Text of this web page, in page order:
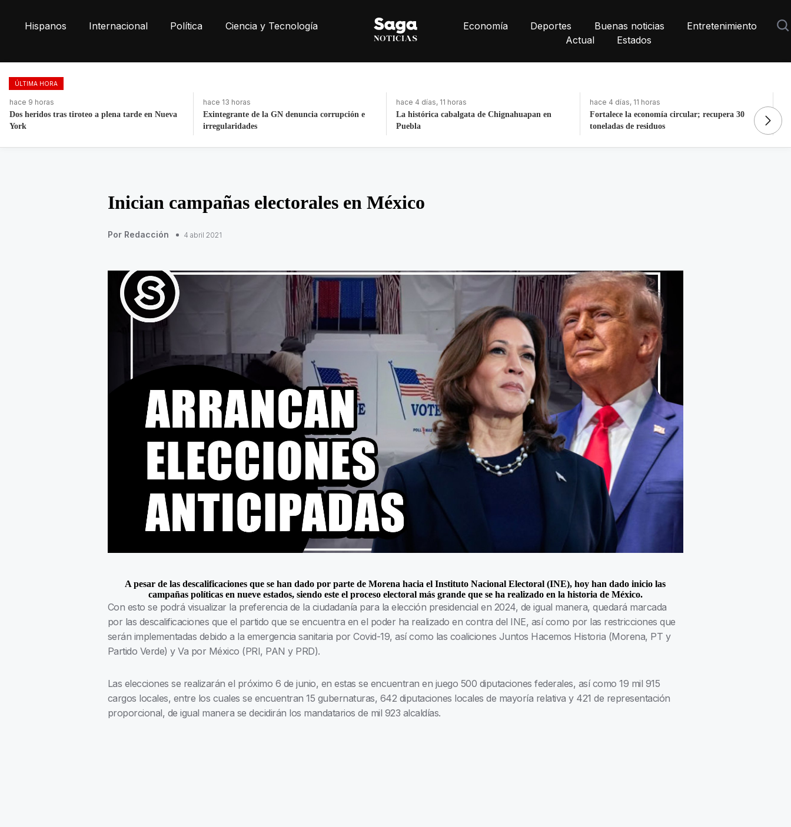
Hispanos Internacional Política Ciencia y Tecnología Economía Deportes Buenas noticias
Entretenimiento
Actual
Estados
ÚLTIMA HORA
hace 13 horas
Exintegrante de la GN denuncia corrupción e
irregularidades
hace 4 días, 11 horas
La histórica cabalgata de Chignahuapan en
Puebla
hace 4 días, 11 horas
Fortalece la economía circular; recupera 30
toneladas de residuos
hace 9 horas
Retiran más de 22 toneladas de basura de Av
Las Torres
Inician campañas electorales en México
Por Redacción 4 abril 2021
A pesar de las descalificaciones que se han dado por parte de Morena hacia el Instituto Nacional Electoral (INE), hoy han dado inicio las
campañas políticas en nueve estados, siendo este el proceso electoral más grande que se ha realizado en la historia de México.
Con esto se podrá visualizar la preferencia de la ciudadanía para la elección presidencial en 2024, de igual manera, quedará marcada
por las descalificaciones que el partido que se encuentra en el poder ha realizado en contra del INE, así como por las restricciones que
serán implementadas debido a la emergencia sanitaria por Covid-19, así como las coaliciones Juntos Hacemos Historia (Morena, PT y
Partido Verde) y Va por México (PRI, PAN y PRD).
Las elecciones se realizarán el próximo 6 de junio, en estas se encuentran en juego 500 diputaciones federales, así como 19 mil 915
cargos locales, entre los cuales se encuentran 15 gubernaturas, 642 diputaciones locales de mayoría relativa y 421 de representación
proporcional, de igual manera se decidirán los mandatarios de mil 923 alcaldías.